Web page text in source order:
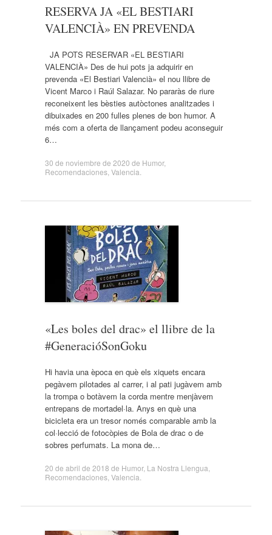
RESERVA JA «EL BESTIARI
VALENCIÀ» EN PREVENDA
JA POTS RESERVAR «EL BESTIARI
VALENCIÀ» Des de hui pots ja adquirir en
prevenda «El Bestiari Valencià» el nou llibre de
Vicent Marco i Raúl Salazar. No pararàs de riure
reconeixent les bèsties autòctones analitzades i
dibuixades en 200 fulles plenes de bon humor. A
més com a oferta de llançament podeu aconseguir
6…
30 de noviembre de 2020 de Humor,
Recomendaciones, Valencia
«Les boles del drac» el llibre de la
#GeneracióSonGoku
Hi havia una època en què els xiquets encara
pegàvem pilotades al carrer, i al pati jugàvem amb
la trompa o botàvem la corda mentre menjàvem
entrepans de mortadel·la. Anys en què una
bicicleta era un tresor només comparable amb la
col·lecció de fotocòpies de Bola de drac o de
sobres perfumats. La mona de…
20 de abril de 2018 de Humor, La Nostra Llengua
Recomendaciones, Valencia